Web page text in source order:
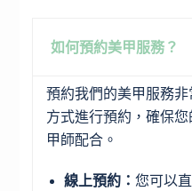
如何預約美甲服務？
預約我們的美甲服務
方式進行預約，確保
甲師配合。
線上預約：您可以